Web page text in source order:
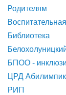
Родителям
Библиотека
БПОО -
ЦРД
РИП